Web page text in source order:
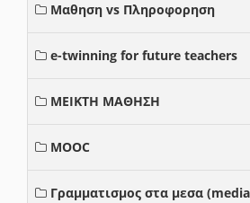
Μαθηση vs Πληροφορηση
e-twinning for future teachers
ΜΕΙΚΤΗ ΜΑΘΗΣΗ
MOOC
Γραμματισμος στα μεσα